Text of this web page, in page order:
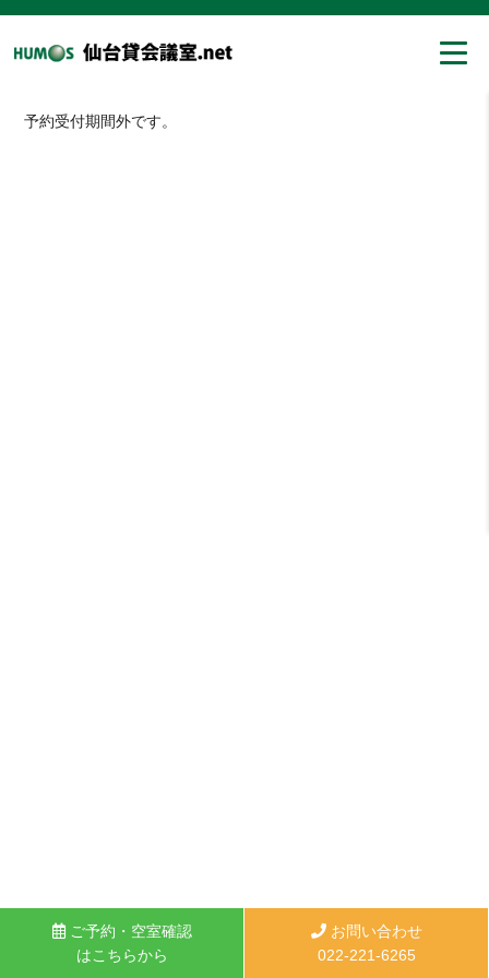
ご予約・空室確認
はこちらから
お問い合わせ
022-221-6265
予約受付期間外です。